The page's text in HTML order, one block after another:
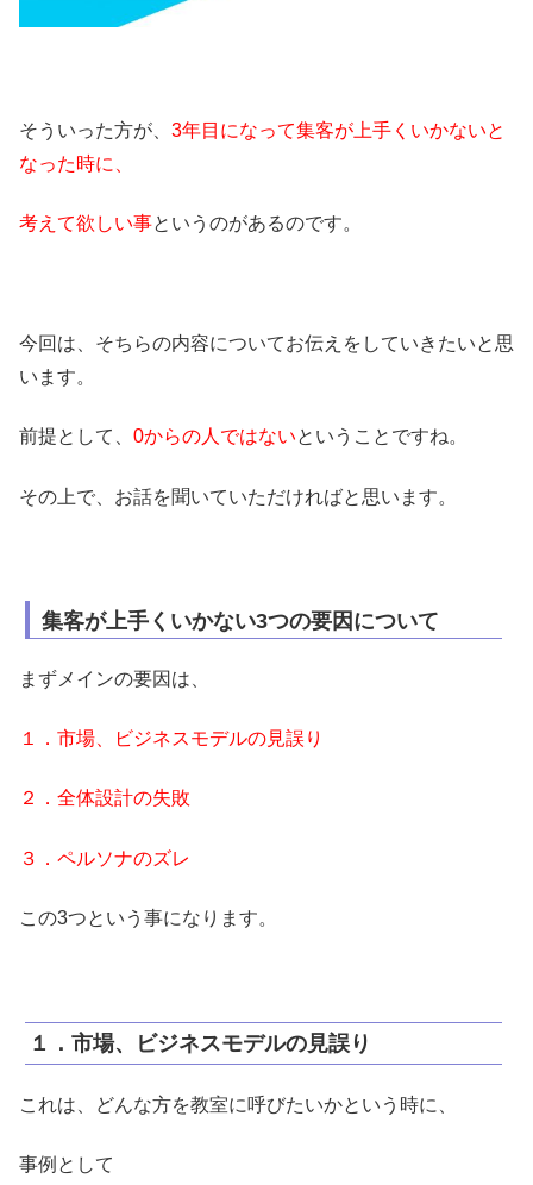
そういった方が、 3年目になって集客が上手くいかないと
なった時に、
考えて欲しい事というのがあるのです。
今回は、そちらの内容についてお伝えをしていきたいと思
います。
前提として、 0からの人ではないということですね。
その上で、お話を聞いていただければと思います。
集客が上手くいかない3つの要因について
まずメインの要因は、
１．市場、ビジネスモデルの見誤り
２．全体設計の失敗
３．ペルソナのズレ
この3つという事になります。
１．市場、ビジネスモデルの見誤り
これは、どんな方を教室に呼びたいかという時に、
事例として